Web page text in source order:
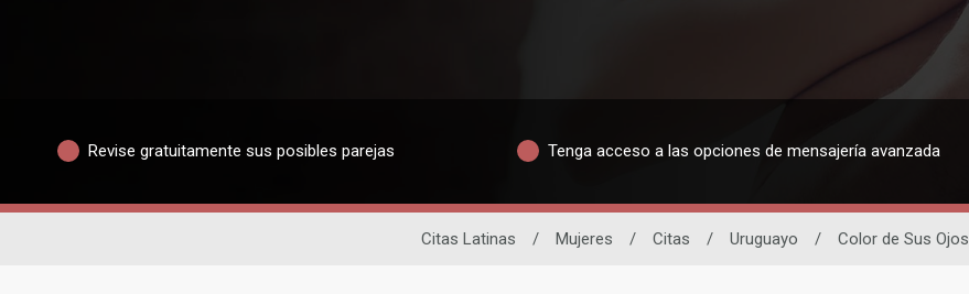
Revise gratuitamente sus posibles parejas Tenga acceso a las opciones de mensajería avanzada
Citas Latinas / Mujeres / Citas / Uruguayo / Color de Sus Ojos